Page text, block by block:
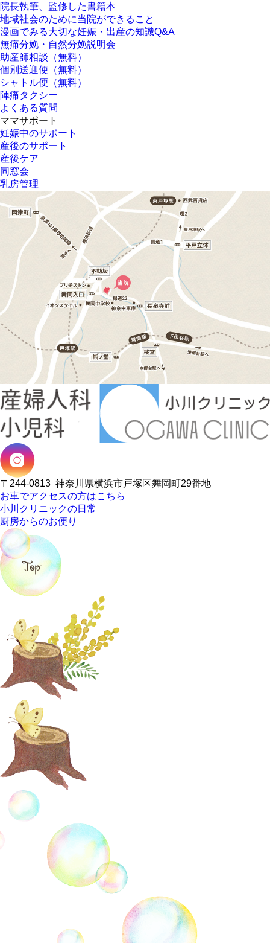
院長執筆、監修した書籍本
地域社会のために当院ができること
漫画でみる大切な妊娠・出産の知識Q&A
無痛分娩・自然分娩説明会
助産師相談（無料）
個別送迎便（無料）
シャトル便（無料）
陣痛タクシー
よくある質問
ママサポート
妊娠中のサポート
産後のサポート
産後ケア
同窓会
乳房管理
〒244-0813 神奈川県横浜市戸塚区舞岡町29番地
お車でアクセスの方はこちら
小川クリニックの日常
厨房からのお便り